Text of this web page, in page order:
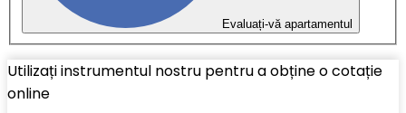
Evaluați-vă apartamentul
Utilizați instrumentul nostru pentru a obține o cotație
online